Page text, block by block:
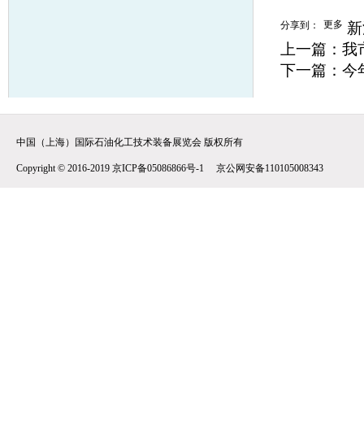
分享到： 更多
上一篇： 我
下一篇： 今
中国（上海）国际石油化工技术装备展览会 版权所有
Copyright © 2016-2019 京ICP备05086866号-1 京公网安备110105008343